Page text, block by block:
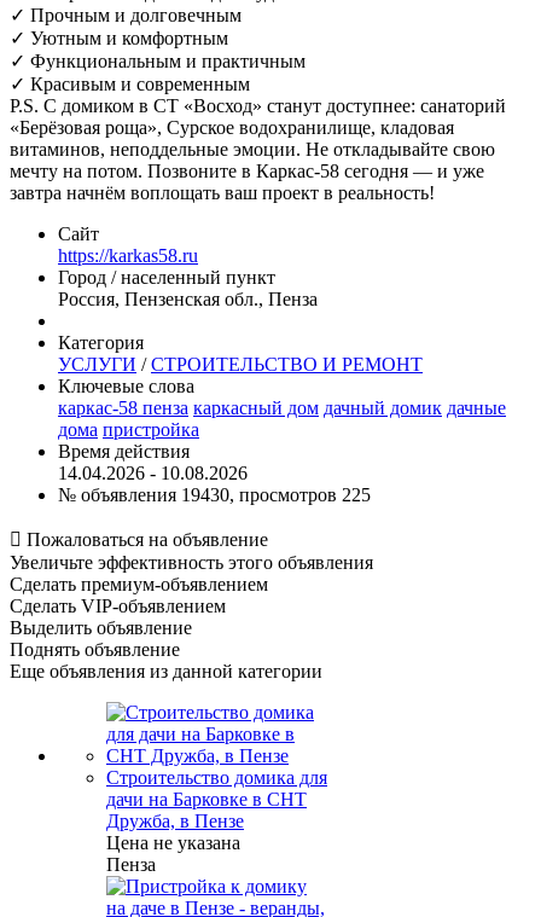
✓ Прочным и долговечным
✓ Уютным и комфортным
✓ Функциональным и практичным
✓ Красивым и современным
P.S. С домиком в СТ «Восход» станут доступнее: санаторий
«Берёзовая роща», Сурское водохранилище, кладовая
витаминов, неподдельные эмоции. Не откладывайте свою
мечту на потом. Позвоните в Каркас-58 сегодня — и уже
завтра начнём воплощать ваш проект в реальность!
Сайт
https://karkas58.ru
Город / населенный пункт
Россия, Пензенская обл., Пенза
Категория
УСЛУГИ /СТРОИТЕЛЬСТВО И РЕМОНТ
Ключевые слова
каркас-58 пенза каркасный дом дачный домик дачные
дома пристройка
Время действия
14.04.2026 - 10.08.2026
№ объявления 19430, просмотров 225
 Пожаловаться на объявление
Увеличьте эффективность этого объявления
Сделать премиум-объявлением
Сделать VIP-объявлением
Выделить объявление
Поднять объявление
Еще объявления из данной категории
Строительство домика для
дачи на Барковке в СНТ
Дружба, в Пензе
Цена не указана
Пенза